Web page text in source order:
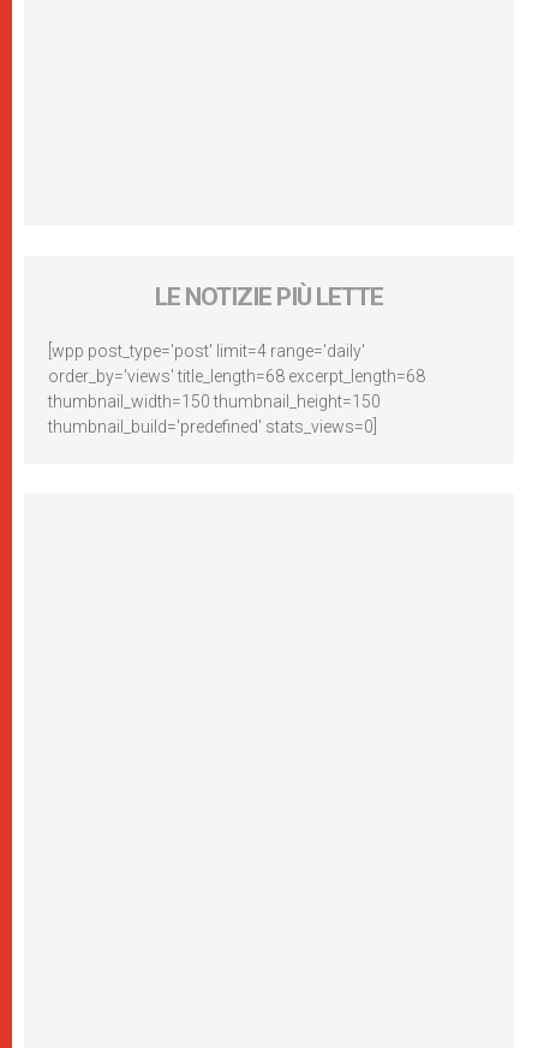
LE NOTIZIE PIÙ LETTE
[wpp post_type='post' limit=4 range='daily'
order_by='views' title_length=68 excerpt_length=68
thumbnail_width=150 thumbnail_height=150
thumbnail_build='predefined' stats_views=0]